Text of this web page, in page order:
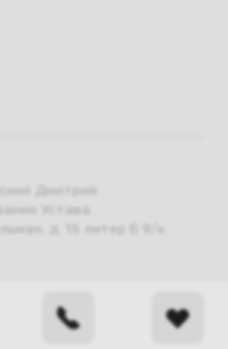
Дмитрий
Устава.
д. 15 литер Б 9/к.